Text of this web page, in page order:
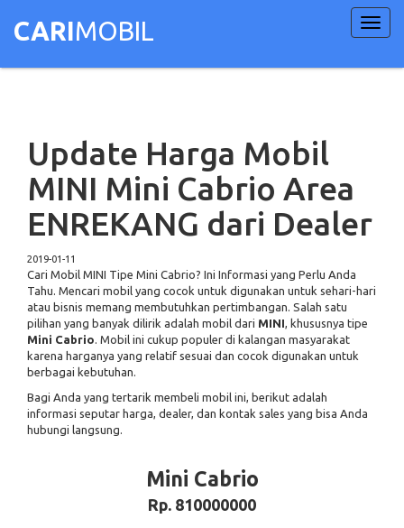
CARIMOBIL
Update Harga Mobil
MINI Mini Cabrio Area
ENREKANG dari Dealer
2019-01-11
Cari Mobil MINI Tipe Mini Cabrio? Ini Informasi yang Perlu Anda
Tahu. Mencari mobil yang cocok untuk digunakan untuk sehari-hari
atau bisnis memang membutuhkan pertimbangan. Salah satu
pilihan yang banyak dilirik adalah mobil dari MINI, khususnya tipe
Mini Cabrio. Mobil ini cukup populer di kalangan masyarakat
karena harganya yang relatif sesuai dan cocok digunakan untuk
berbagai kebutuhan.
Bagi Anda yang tertarik membeli mobil ini, berikut adalah
informasi seputar harga, dealer, dan kontak sales yang bisa Anda
hubungi langsung.
Mini Cabrio
Rp. 810000000